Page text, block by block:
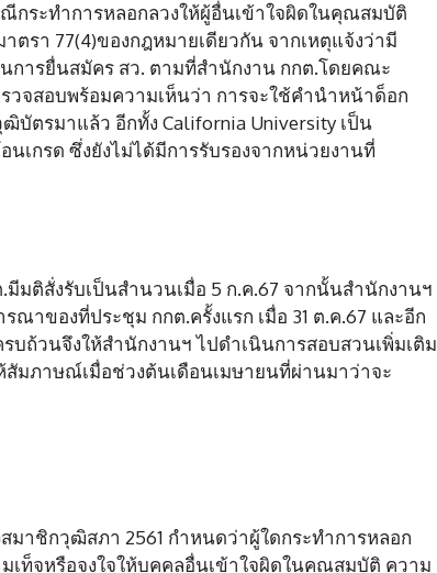
กระทำการหลอกลวงให้ผู้อื่นเข้าใจผิดในคุณสมบัติ
รา 77(4)ของกฎหมายเดียวกัน จากเหตุแจ้งว่ามี
การยื่นสมัคร สว. ตามที่สำนักงาน กกต.โดยคณะ
วจสอบพร้อมความเห็นว่า การจะใช้คำนำหน้าด็อก
ฒิบัตรมาแล้ว อีกทั้ง California University เป็น
เกรด ซึ่งยังไม่ได้มีการรับรองจากหน่วยงานที่
มติสั่งรับเป็นสำนวนเมื่อ 5 ก.ค.67 จากนั้นสำนักงานฯ
าของที่ประชุม กกต.ครั้งแรก เมื่อ 31 ต.ค.67 และอีก
บถ้วนจึงให้สำนักงานฯ ไปดำเนินการสอบสวนเพิ่มเติม
มภาษณ์เมื่อช่วงต้นเดือนเมษายนที่ผ่านมาว่าจะ
มาชิกวุฒิสภา 2561 กำหนดว่าผู้ใดกระทำการหลอก
ท็จหรือจูงใจให้บุคคลอื่นเข้าใจผิดในคุณสมบัติ ความ